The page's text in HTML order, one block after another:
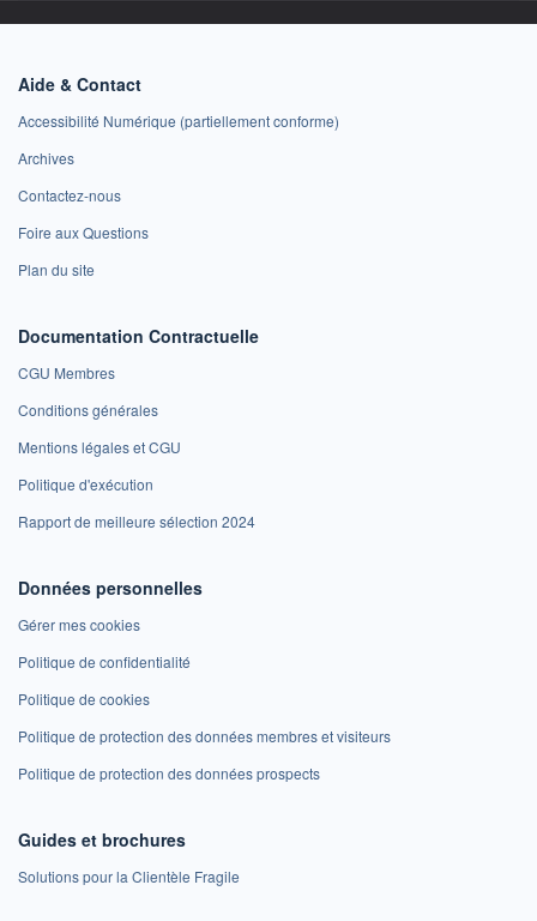
Aide & Contact
Accessibilité Numérique (partiellement conforme)
Archives
Contactez-nous
Foire aux Questions
Plan du site
Documentation Contractuelle
CGU Membres
Conditions générales
Mentions légales et CGU
Politique d'exécution
Rapport de meilleure sélection 2024
Données personnelles
Gérer mes cookies
Politique de confidentialité
Politique de cookies
Politique de protection des données membres et visiteurs
Politique de protection des données prospects
Guides et brochures
Solutions pour la Clientèle Fragile